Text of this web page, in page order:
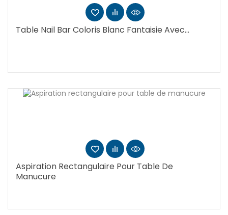
Table Nail Bar Coloris Blanc Fantaisie Avec...
Aspiration Rectangulaire Pour Table De
Manucure